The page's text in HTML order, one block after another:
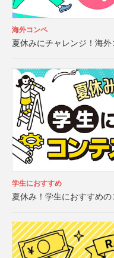
海外コンペ
夏休みにチャレンジ！海
学生におすすめ
夏休み！学生におすすめ